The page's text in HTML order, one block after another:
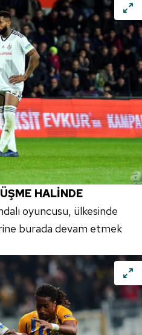
kullanılacaktır.
aşağıda yer alan panel
Çerezlere ilişkin detaylı bilgi
Çerez Bilgilendirme
Kanunu uyarınca
okumak ve sitemizde
çerezlerle ilgili bilgi
HALİNDE
oyuncusu, ülkesinde
burada devam etmek